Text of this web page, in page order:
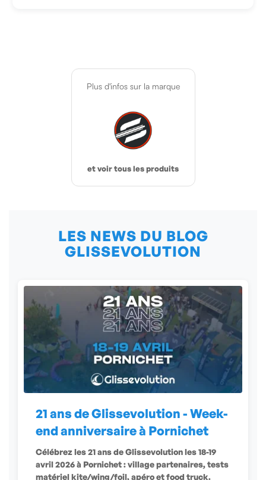
Plus d'infos sur la marque
et voir tous les produits
LES NEWS DU BLOG
GLISSEVOLUTION
21 ans de Glissevolution - Week-
end anniversaire à Pornichet
Célébrez les 21 ans de Glissevolution les 18-19
avril 2026 à Pornichet : village partenaires, tests
matériel kite/wing/foil, apéro et food truck.